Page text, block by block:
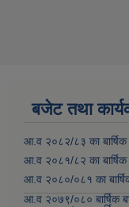
बजेट तथा
आ.व २०८२/८३ का बार्षिक
आ.व २०८१/८२ का बार्षिक
आ.व २०८०/०८१ का
आ.व २०७९/०८० बार्षिक